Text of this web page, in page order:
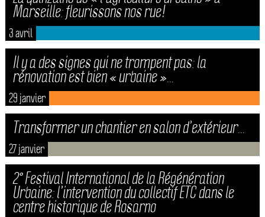
Marseille: fleurissons nos rue!
3 avril
Il y a des signes qui ne trompent pas: la
rénovation est bien « urbaine »…
29 janvier
Transformer un chantier en salon d’extérieur…
27 janvier
2° Festival International de la Régénération
Urbaine: l’intervention du collectif ETC dans le
centre historique de Rosarno